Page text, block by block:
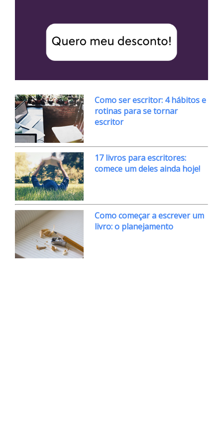
Como ser escritor: 4 hábitos e
rotinas para se tornar
escritor
17 livros para escritores:
comece um deles ainda hoje!
Como começar a escrever um
livro: o planejamento